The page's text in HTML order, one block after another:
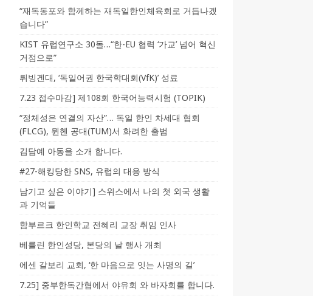
“재독동포와 함께하는 재독일한인체육회로 거듭나겠
습니다”
KIST 유럽연구소 30돌…“한-EU 협력 ‘가교’ 넘어 혁신
거점으로”
튀빙겐대, ‘독일어권 한국학대회(VfK)’ 성료
7.23 접수마감] 제108회 한국어능력시험 (TOPIK)
“정체성은 연결의 자산”… 독일 한인 차세대 협회
(FLCG), 뮌헨 공대(TUM)서 화려한 출범
김담예 아동을 소개 합니다.
#27-해킹당한 SNS, 유럽의 대응 방식
남기고 싶은 이야기] 스위스에서 나의 첫 외국 생활
과 기억들
함부르크 한인학교 전혜리 교장 취임 인사
베를린 한인성당, 본당의 날 행사 개최
에센 갈보리 교회, ‘한 마음으로 잇는 사명의 길’
7.25] 중부한독간협에서 야유회 와 바자회를 합니다.